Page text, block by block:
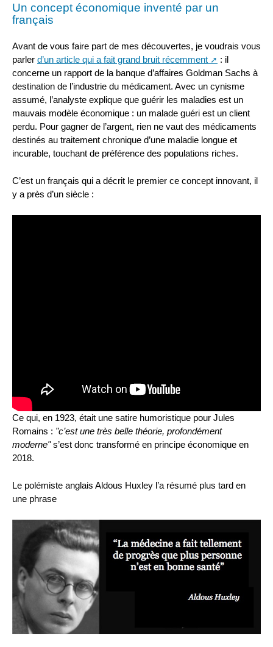
Un concept économique inventé par un
français
Avant de vous faire part de mes découvertes, je voudrais vous
parler d’un article qui a fait grand bruit récemment
: il
concerne un rapport de la banque d’affaires Goldman Sachs à
destination de l’industrie du médicament. Avec un cynisme
assumé, l’analyste explique que guérir les maladies est un
mauvais modèle économique : un malade guéri est un client
perdu. Pour gagner de l’argent, rien ne vaut des médicaments
destinés au traitement chronique d’une maladie longue et
incurable, touchant de préférence des populations riches.
C’est un français qui a décrit le premier ce concept innovant, il
y a près d’un siècle :
Ce qui, en 1923, était une satire humoristique pour Jules
Romains : "c’est une très belle théorie, profondément
moderne"s’est donc transformé en principe économique en
2018.
Le polémiste anglais Aldous Huxley l’a résumé plus tard en
une phrase